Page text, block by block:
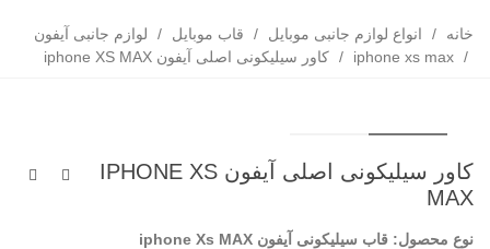
خانه / انواع لوازم جانبی موبایل / قاب موبایل /
لوازم جانبی آیفون
/
iphone xs max
/ کاور سیلیکونی اصلی آیفون iphone XS MAX
کاور سیلیکونی اصلی آیفون IPHONE XS
MAX
نوع محصول: قاب سیلیکونی آیفون iphone Xs MAX